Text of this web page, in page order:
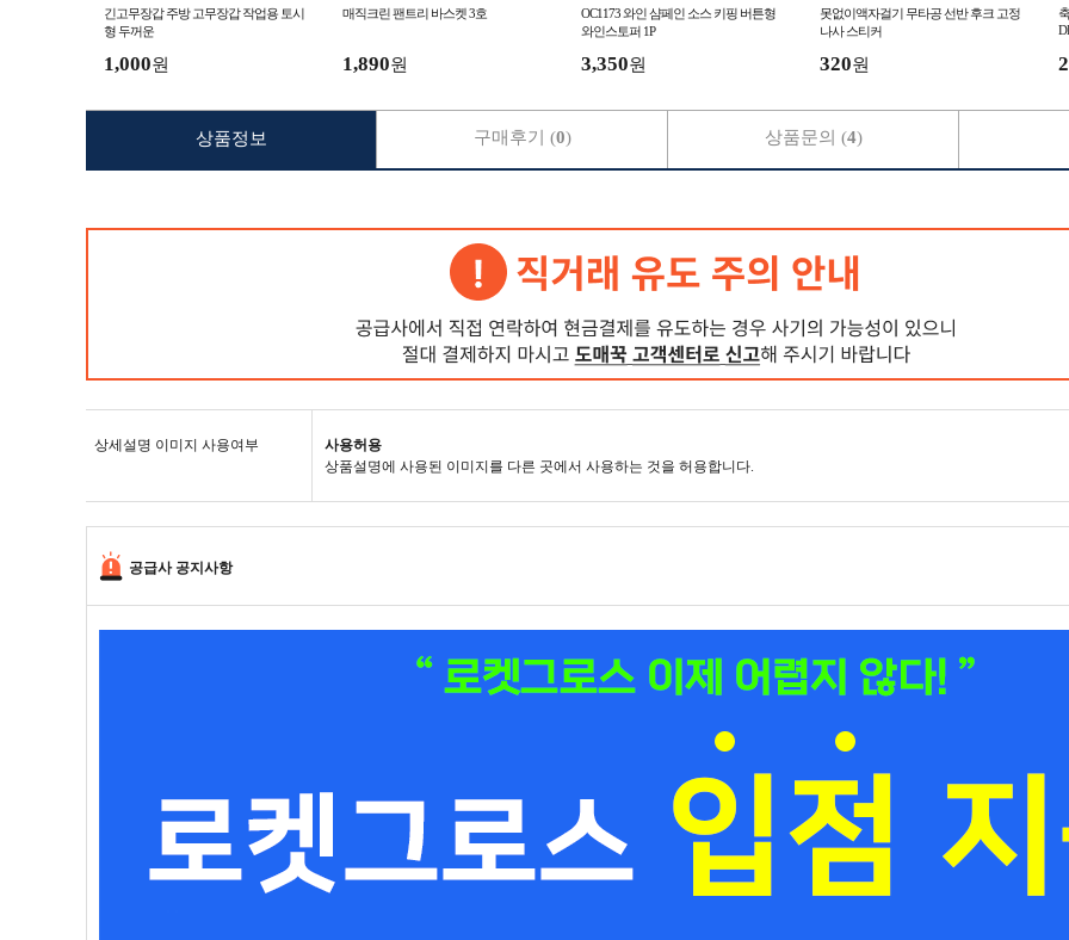
긴고무장갑 주방 고무장갑 작업용 토시
형 두꺼운
1,000원
매직크린 팬트리 바스켓 3호
1,890원
OC1173 와인 샴페인 소스 키핑 버튼형
와인스토퍼 1P
3,350원
못없이액자걸기 무타공 선반 후크 고정
나사 스티커
320원
상세설명 이미지 사용여부
사용허용
상품설명에 사용된 이미지를 다른 곳에서 사용하는 것을 허용합니다.
공급사 공지사항
상품정보 구매후기 (0) 상품문의 (4)